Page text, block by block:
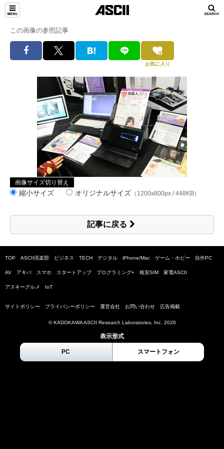
この画像の参照記事
お気に入り
画像サイズ切り替え
縮小サイズ オリジナルサイズ （1200x800px / 448KB）
記事に戻る
TOP ASCII倶楽部 ビジネス TECH デジタル iPhone/Mac ゲーム・ホビー 自作PC
AV アキバ スマホ スタートアップ プログラミング+ 格安SIM 家電ASCII
アスキーグルメ IoT
サイトポリシー プライバシーポリシー 運営会社 お問い合わせ 広告掲載
© KADOKAWA ASCII Research Laboratories, Inc. 2026
表示形式
PC スマートフォン